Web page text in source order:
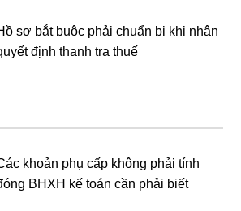
sơ bắt buộc phải chuẩn bị khi nhận
định thanh tra thuế
khoản phụ cấp không phải tính
BHXH kế toán cần phải biết